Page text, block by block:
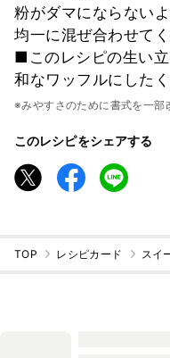
粉がダマにならない
均一に混ぜ合わせて
■このレシピの生い立
和なワッフルにした
※みやすさのために書式を一部
このレシピをシェアする
TOP レシピカード スイ